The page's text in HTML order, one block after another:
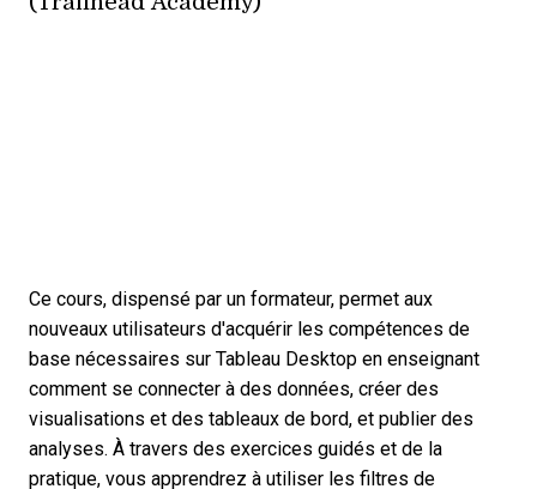
Ce cours, dispensé par un formateur, permet aux
nouveaux utilisateurs d'acquérir les compétences de
base nécessaires sur Tableau Desktop en enseignant
comment se connecter à des données, créer des
visualisations et des tableaux de bord, et publier des
analyses. À travers des exercices guidés et de la
pratique, vous apprendrez à utiliser les filtres de